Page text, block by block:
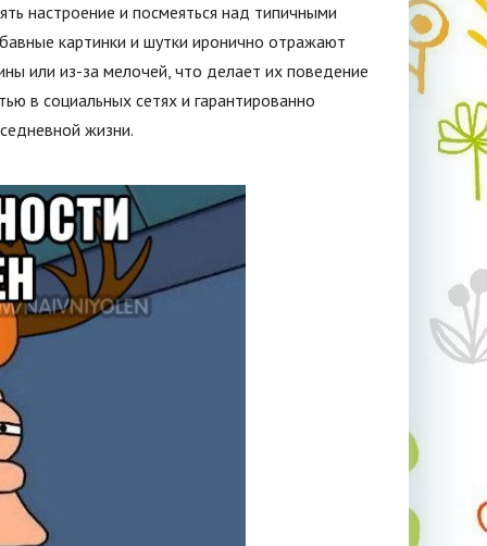
настроение и посмеяться над типичными
картинки и шутки иронично отражают
или из-за мелочей, что делает их поведение
в социальных сетях и гарантированно
жизни.